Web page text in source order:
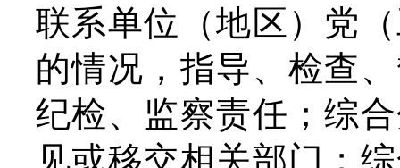
联系单位（地区）党
的情况，指导、检查
纪检、监察责任；综
见或移交相关部门；